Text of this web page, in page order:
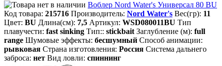
Воблер Nord Water's Универсал 80 BU
Код товара: 215716 Производитель: Nord Water's Вес(гр): 11
Цвет: BU Длина(см): 7,5 Артикул: WSD080011BU Тип
плавучести: fast sinking Тип:: stickbait Заглубление (м): full
range Шумовые эффекты: бесшумный Способ анимации:
рывковая Страна изготовления: Россия Система дальнего
заброса: нет Вид ловли: спиннинг